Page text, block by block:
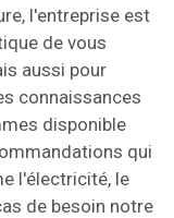
l'entreprise est
de vous
aussi pour
connaissances
disponible
qui
l'électricité, le
de besoin notre